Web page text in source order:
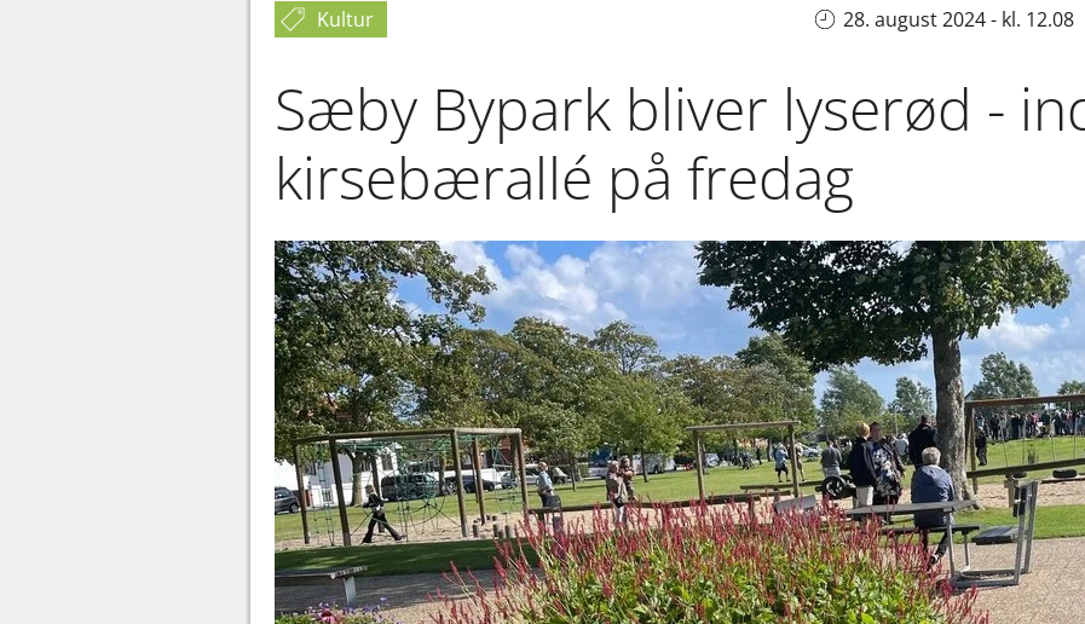
Kultur 28. august 2024 - kl. 12.08
Sæby Bypark bliver lyserød -
kirsebærallé på fredag